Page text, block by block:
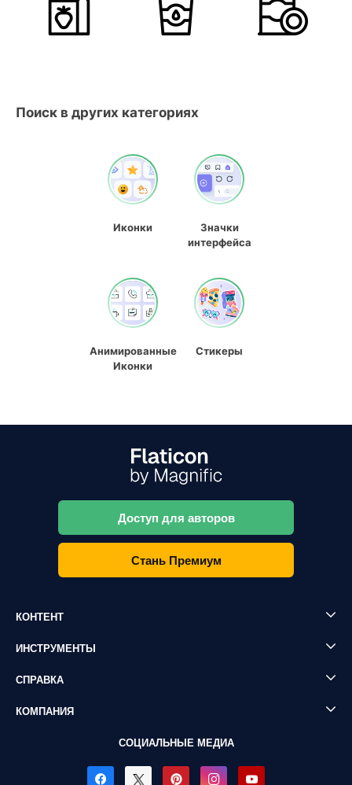
Поиск в других категориях
Иконки
Значки
интерфейса
Анимированные
Иконки
Стикеры
Доступ для авторов
Стань Премиум
КОНТЕНТ
ИНСТРУМЕНТЫ
СПРАВКА
КОМПАНИЯ
СОЦИАЛЬНЫЕ МЕДИА